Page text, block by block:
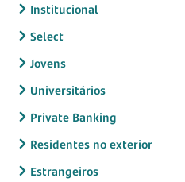
Institucional
Select
Jovens
Universitários
Private Banking
Residentes no exterior
Estrangeiros